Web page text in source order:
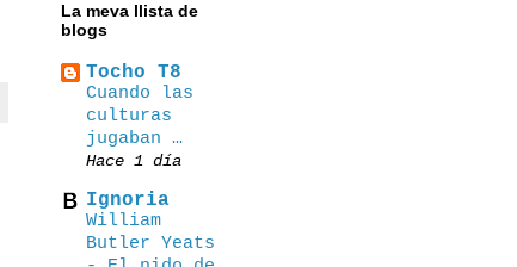
La meva llista de
blogs
Tocho T8
Cuando las
culturas
jugaban …
Hace 1 día
Ignoria
William
Butler Yeats